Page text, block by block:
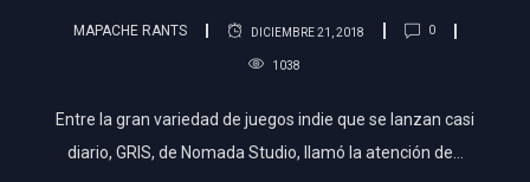
MAPACHE RANTS DICIEMBRE 21, 2018 0
1038
Entre la gran variedad de juegos indie que se lanzan casi
diario, GRIS, de Nomada Studio, llamó la atención de…